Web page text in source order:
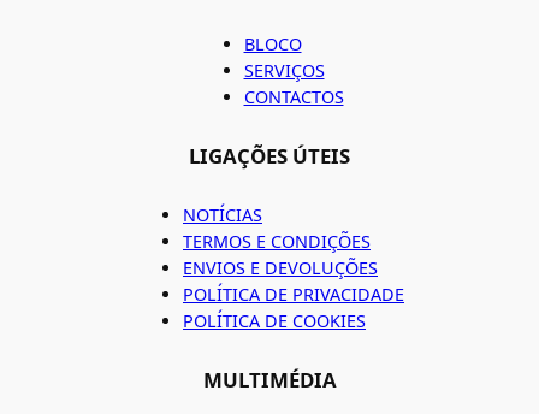
BLOCO
SERVIÇOS
CONTACTOS
LIGAÇÕES ÚTEIS
NOTÍCIAS
TERMOS E CONDIÇÕES
ENVIOS E DEVOLUÇÕES
POLÍTICA DE PRIVACIDADE
POLÍTICA DE COOKIES
MULTIMÉDIA